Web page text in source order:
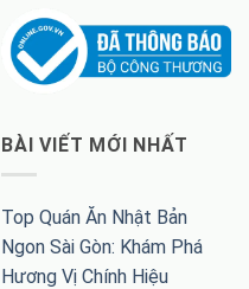
BÀI VIẾT MỚI NHẤT
Top Quán Ăn Nhật Bản
Ngon Sài Gòn: Khám Phá
Hương Vị Chính Hiệu